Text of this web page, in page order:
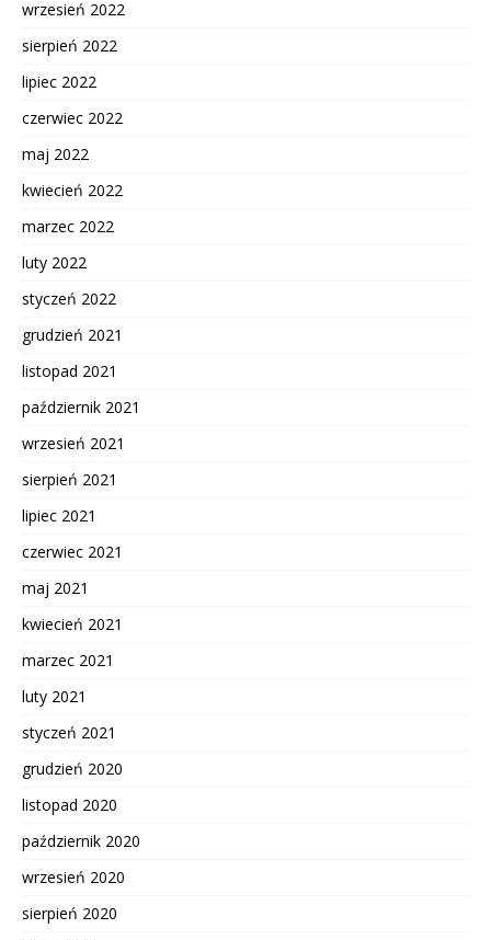
wrzesień 2022
sierpień 2022
lipiec 2022
czerwiec 2022
maj 2022
kwiecień 2022
marzec 2022
luty 2022
styczeń 2022
grudzień 2021
listopad 2021
październik 2021
wrzesień 2021
sierpień 2021
lipiec 2021
czerwiec 2021
maj 2021
kwiecień 2021
marzec 2021
luty 2021
styczeń 2021
grudzień 2020
listopad 2020
październik 2020
wrzesień 2020
sierpień 2020